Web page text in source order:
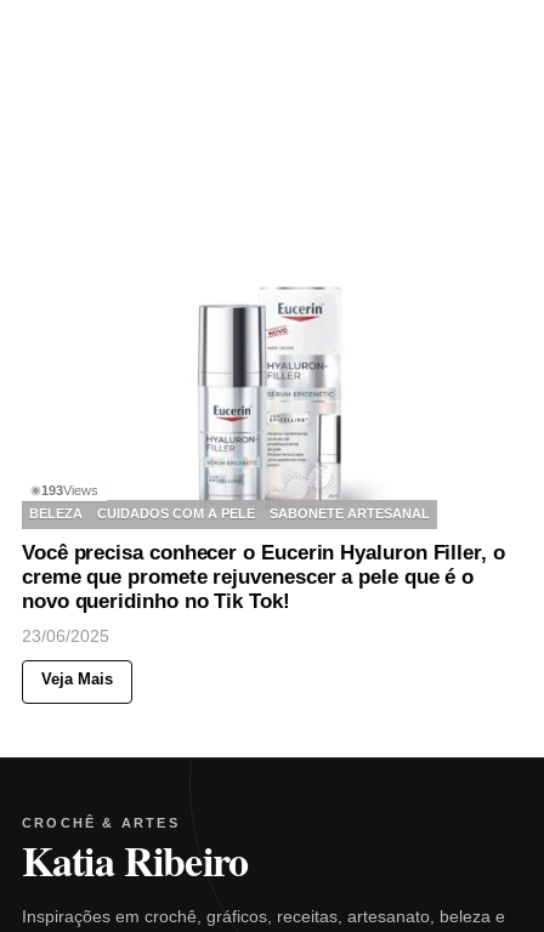
◉193Views
BELEZA
CUIDADOS COM A PELE SABONETE ARTESANAL
Você precisa conhecer o Eucerin Hyaluron Filler, o
creme que promete rejuvenescer a pele que é o
novo queridinho no Tik Tok!
23/06/2025
Veja Mais
CROCHÊ & ARTES
Katia Ribeiro
Inspirações em crochê, gráficos, receitas, artesanato, beleza e